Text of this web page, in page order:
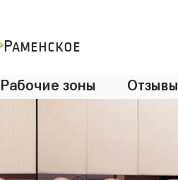
Раменское
Рабочие зоны Отзывы